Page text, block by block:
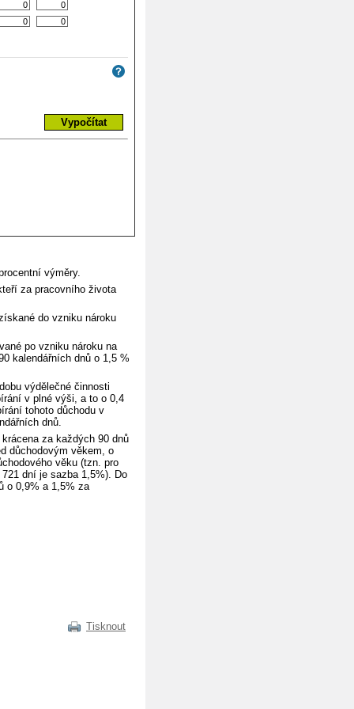
výměry.
za pracovního života
do vzniku nároku
po vzniku nároku na
kalendářních dnů o 1,5 %
výdělečné činnosti
v plné výši, a to o 0,4
tohoto důchodu v
dnů.
za každých 90 dnů
důchodovým věkem, o
věku (tzn. pro
dní je sazba 1,5%). Do
o 0,9% a 1,5% za
Tisknout